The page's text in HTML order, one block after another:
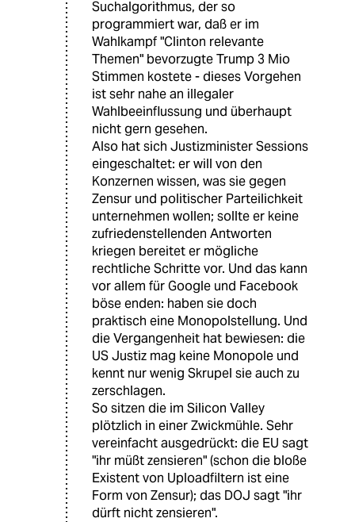
Suchalgorithmus, der so
programmiert war, daß er im
Wahlkampf "Clinton relevante
Themen" bevorzugte Trump 3 Mio
Stimmen kostete - dieses Vorgehen
ist sehr nahe an illegaler
Wahlbeeinflussung und überhaupt
nicht gern gesehen.
Also hat sich Justizminister Sessions
eingeschaltet: er will von den
Konzernen wissen, was sie gegen
Zensur und politischer Parteilichkeit
unternehmen wollen; sollte er keine
zufriedenstellenden Antworten
kriegen bereitet er mögliche
rechtliche Schritte vor. Und das kann
vor allem für Google und Facebook
böse enden: haben sie doch
praktisch eine Monopolstellung. Und
die Vergangenheit hat bewiesen: die
US Justiz mag keine Monopole und
kennt nur wenig Skrupel sie auch zu
zerschlagen.
So sitzen die im Silicon Valley
plötzlich in einer Zwickmühle. Sehr
vereinfacht ausgedrückt: die EU sagt
"ihr müßt zensieren" (schon die bloße
Existent von Uploadfiltern ist eine
Form von Zensur); das DOJ sagt "ihr
dürft nicht zensieren".